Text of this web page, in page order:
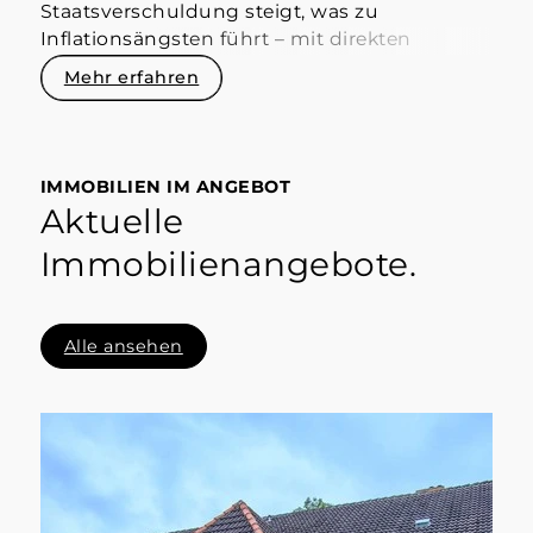
Sterling Immobilien
Hoym, 04.07.2025
Staatsverschuldung steigt, was zu
Inflationsängsten führt – mit direkten
Auswirkungen auf die Bauzinsen. Diese
orientieren sich an den Renditen
Mehr erfahren
IMMOBILIEN IM ANGEBOT
Aktuelle
Immobilienangebote.
Alle ansehen